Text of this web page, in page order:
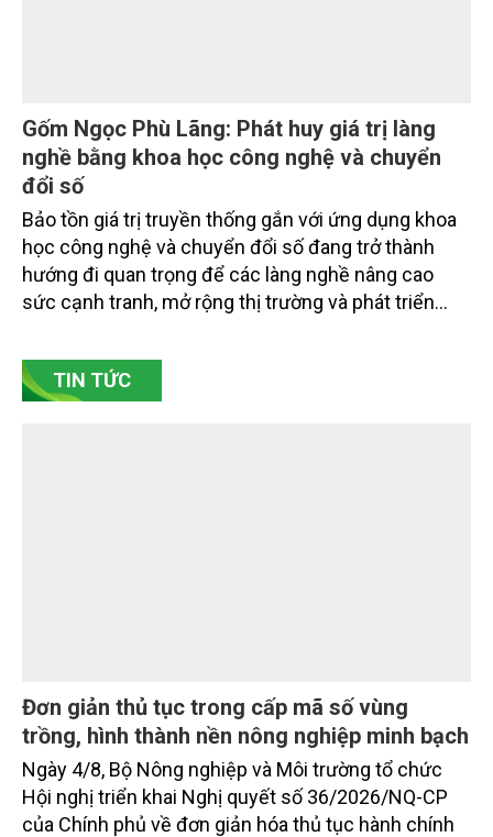
Gốm Ngọc Phù Lãng: Phát huy giá trị làng
nghề bằng khoa học công nghệ và chuyển
đổi số
Bảo tồn giá trị truyền thống gắn với ứng dụng khoa
học công nghệ và chuyển đổi số đang trở thành
hướng đi quan trọng để các làng nghề nâng cao
sức cạnh tranh, mở rộng thị trường và phát triển
Bắc Ninh, nhiều nghệ nhân và cơ sở sản xuất đã
chủ động đổi mới tư duy, đầu tư công nghệ, xây
TIN TỨC
Đơn giản thủ tục trong cấp mã số vùng
trồng, hình thành nền nông nghiệp minh bạch
Ngày 4/8, Bộ Nông nghiệp và Môi trường tổ chức
Hội nghị triển khai Nghị quyết số 36/2026/NQ-CP
của Chính phủ về đơn giản hóa thủ tục hành chính